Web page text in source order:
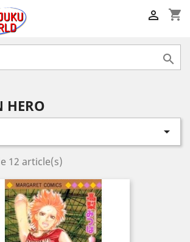
shopping_cart


HERO

12 article(s)